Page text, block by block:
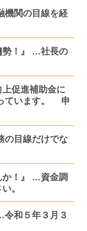
機関の目線を経
勢！』 …社長の
上促進補助金に
ています。 申
の目線だけでな
か！』 …資金調
。
令和５年３月３